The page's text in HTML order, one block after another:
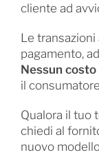
cliente ad
Le
pagamento,
Nessun
il
Qualora il tuo
chiedi al
nuovo